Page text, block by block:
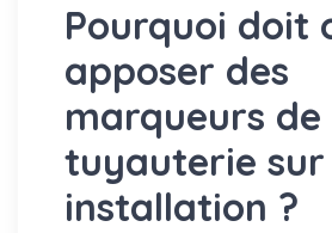
Pourquoi doit
apposer des
marqueurs de
tuyauterie
installation ?